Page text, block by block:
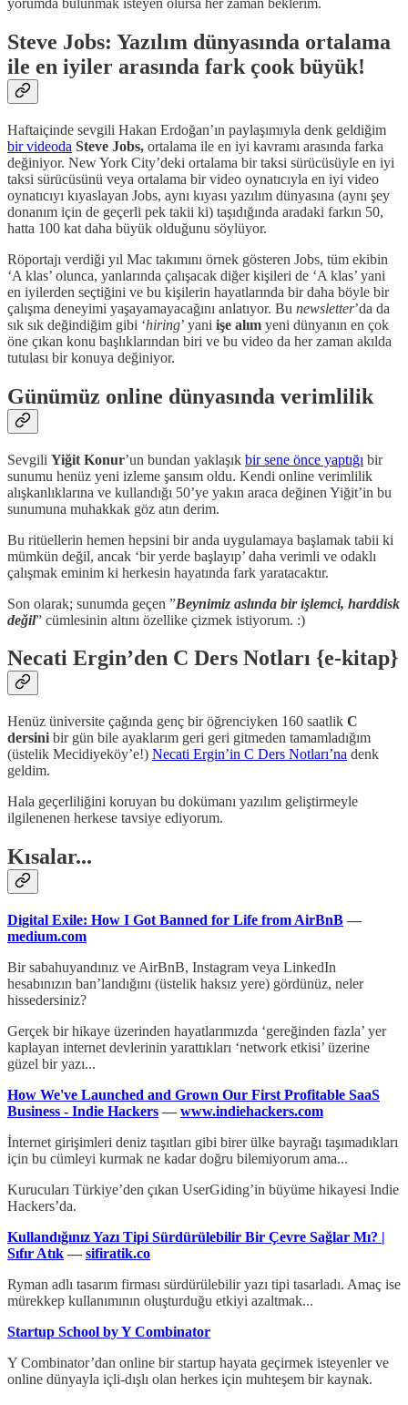
Steve Jobs: Yazılım dünyasında ortalama
ile en iyiler arasında fark çook büyük!
Haftaiçinde sevgili Hakan Erdoğan’ın paylaşımıyla denk geldiğim
bir videoda Steve Jobs, ortalama ile en iyi kavramı arasında farka
değiniyor. New York City’deki ortalama bir taksi sürücüsüyle en iyi
taksi sürücüsünü veya ortalama bir video oynatıcıyla en iyi video
oynatıcıyı kıyaslayan Jobs, aynı kıyası yazılım dünyasına (aynı şey
donanım için de geçerli pek takii ki) taşıdığında aradaki farkın 50,
hatta 100 kat daha büyük olduğunu söylüyor.
Röportajı verdiği yıl Mac takımını örnek gösteren Jobs, tüm ekibin
‘A klas’ olunca, yanlarında çalışacak diğer kişileri de ‘A klas’ yani
en iyilerden seçtiğini ve bu kişilerin hayatlarında bir daha böyle bir
çalışma deneyimi yaşayamayacağını anlatıyor. Bu newsletter’da da
sık sık değindiğim gibi ‘hiring’ yani işe alım yeni dünyanın en çok
öne çıkan konu başlıklarından biri ve bu video da her zaman akılda
tutulası bir konuya değiniyor.
Günümüz online dünyasında verimlilik
Sevgili Yiğit Konur’un bundan yaklaşık bir sene önce yaptığı bir
sunumu henüz yeni izleme şansım oldu. Kendi online verimlilik
alışkanlıklarına ve kullandığı 50’ye yakın araca değinen Yiğit’in bu
sunumuna muhakkak göz atın derim.
Bu ritüellerin hemen hepsini bir anda uygulamaya başlamak tabii ki
mümkün değil, ancak ‘bir yerde başlayıp’ daha verimli ve odaklı
çalışmak eminim ki herkesin hayatında fark yaratacaktır.
Son olarak; sunumda geçen ”Beynimiz aslında bir işlemci, harddisk
değil” cümlesinin altını özellike çizmek istiyorum. :)
Necati Ergin’den C Ders Notları {e-kitap}
Henüz üniversite çağında genç bir öğrenciyken 160 saatlik C
dersini bir gün bile ayaklarım geri geri gitmeden tamamladığım
(üstelik Mecidiyeköy’e!) Necati Ergin’in C Ders Notları’na denk
geldim.
Hala geçerliliğini koruyan bu dokümanı yazılım geliştirmeyle
ilgilenenen herkese tavsiye ediyorum.
Kısalar...
Digital Exile: How I Got Banned for Life from AirBnB —
medium.com
Bir sabahuyandınız ve AirBnB, Instagram veya LinkedIn
hesabınızın ban’landığını (üstelik haksız yere) gördünüz, neler
hissedersiniz?
Gerçek bir hikaye üzerinden hayatlarımızda ‘gereğinden fazla’ yer
kaplayan internet devlerinin yarattıkları ‘network etkisi’ üzerine
güzel bir yazı...
How We've Launched and Grown Our First Profitable SaaS
Business - Indie Hackers — www.indiehackers.com
İnternet girişimleri deniz taşıtları gibi birer ülke bayrağı taşımadıkları
için bu cümleyi kurmak ne kadar doğru bilemiyorum ama...
Kurucuları Türkiye’den çıkan UserGiding’in büyüme hikayesi Indie
Hackers’da.
Kullandığınız Yazı Tipi Sürdürülebilir Bir Çevre Sağlar Mı? |
Sıfır Atık — sifiratik.co
Ryman adlı tasarım firması sürdürülebilir yazı tipi tasarladı. Amaç ise
mürekkep kullanımının oluşturduğu etkiyi azaltmak...
Startup School by Y Combinator
Y Combinator’dan online bir startup hayata geçirmek isteyenler ve
online dünyayla içli-dışlı olan herkes için muhteşem bir kaynak.